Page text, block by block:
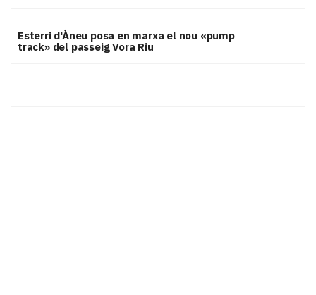
Esterri d'Àneu posa en marxa el nou «pump
track» del passeig Vora Riu